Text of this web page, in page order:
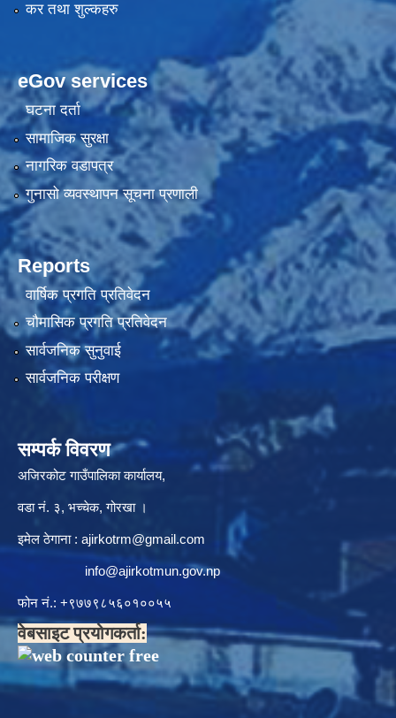
कर तथा शुल्कहरु
eGov services
घटना दर्ता
सामाजिक सुरक्षा
नागरिक वडापत्र
गुनासो व्यवस्थापन सूचना प्रणाली
Reports
वार्षिक प्रगति प्रतिवेदन
चौमासिक प्रगति प्रतिवेदन
सार्वजनिक सुनुवाई
सार्वजनिक परीक्षण
सम्पर्क विवरण
अजिरकोट गाउँपालिका कार्यालय,
वडा नं. ३, भच्चेक, गोरखा ।
इमेल ठेगाना : ajirkotrm@gmail.com
info@ajirkotmun.gov.np
फोन नं.: ‍‌+९७७९८५६०१००५५
वेबसाइट प्रयोगकर्ता: